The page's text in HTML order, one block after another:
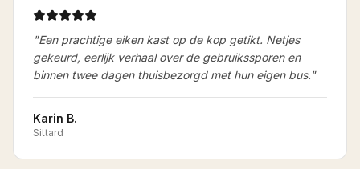
"Een prachtige eiken kast op de kop getikt. Netjes
gekeurd, eerlijk verhaal over de gebruikssporen en
binnen twee dagen thuisbezorgd met hun eigen bus."
Karin B.
Sittard